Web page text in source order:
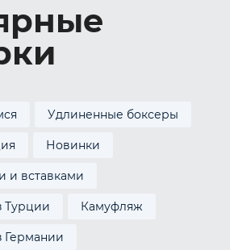
Удлиненные боксеры
Новинки
и вставками
Турции Камуфляж
Германии